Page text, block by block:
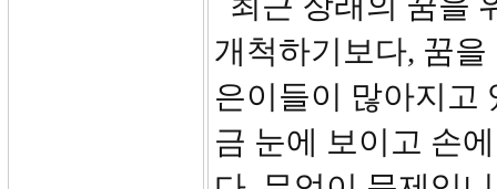
개척하기보다, 꿈
은이들이 많아지고
금 눈에 보이고 손